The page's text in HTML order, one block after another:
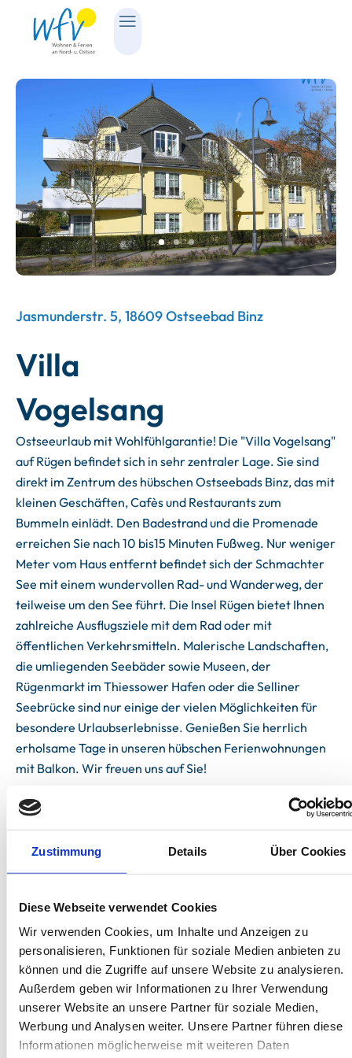
Zustimmung Details Über Cookies
Diese Webseite verwendet Cookies
Wir verwenden Cookies, um Inhalte und Anzeigen zu
personalisieren, Funktionen für soziale Medien anbieten zu
können und die Zugriffe auf unsere Website zu analysieren.
Außerdem geben wir Informationen zu Ihrer Verwendung
unserer Website an unsere Partner für soziale Medien,
Werbung und Analysen weiter. Unsere Partner führen diese
Informationen möglicherweise mit weiteren Daten
Jasmunderstr. 5, 18609 Ostseebad Binz
Villa
Vogelsang
Ostseeurlaub mit Wohlfühlgarantie! Die "Villa Vogelsang"
auf Rügen befindet sich in sehr zentraler Lage. Sie sind
direkt im Zentrum des hübschen Ostseebads Binz, das mit
kleinen Geschäften, Cafès und Restaurants zum
Bummeln einlädt. Den Badestrand und die Promenade
erreichen Sie nach 10 bis15 Minuten Fußweg. Nur weniger
Meter vom Haus entfernt befindet sich der Schmachter
See mit einem wundervollen Rad- und Wanderweg, der
teilweise um den See führt. Die Insel Rügen bietet Ihnen
zahlreiche Ausflugsziele mit dem Rad oder mit
öffentlichen Verkehrsmitteln. Malerische Landschaften,
die umliegenden Seebäder sowie Museen, der
Rügenmarkt im Thiessower Hafen oder die Selliner
Seebrücke sind nur einige der vielen Möglichkeiten für
besondere Urlaubserlebnisse. Genießen Sie herrlich
erholsame Tage in unseren hübschen Ferienwohnungen
mit Balkon. Wir freuen uns auf Sie!
Unterkünfte
Next